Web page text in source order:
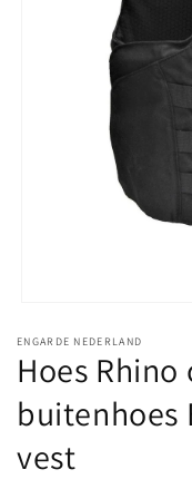
openen
in
modaal
ENGARDE NEDERLAND
Hoes
buitenhoes
vest